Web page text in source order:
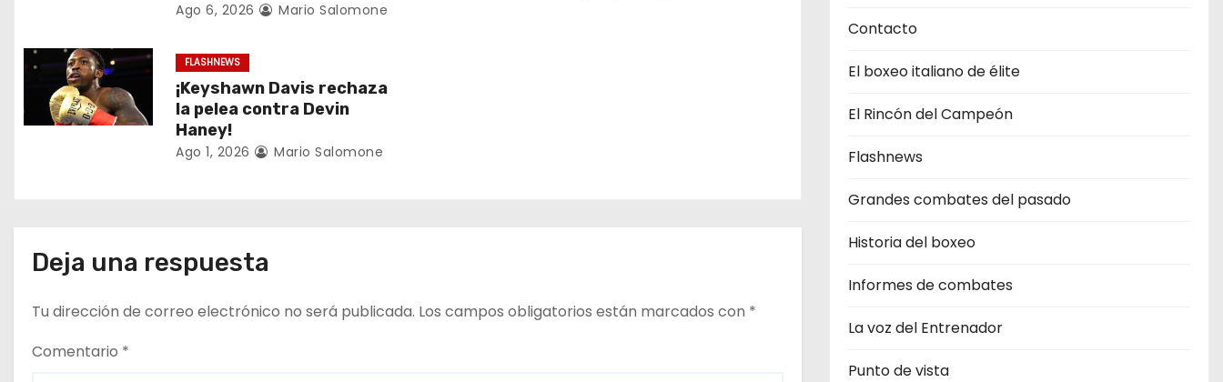
e
a
d
a
Ago 6, 2026 Mario Salomone
FLASHNEWS
¡Keyshawn Davis rechaza
la pelea contra Devin
Haney!
Ago 1, 2026 Mario Salomone
Deja una respuesta
Tu dirección de correo electrónico no será publicada. Los campos obligatorios están marcados con *
Comentario *
Contacto
El boxeo italiano de élite
El Rincón del Campeón
Flashnews
Grandes combates del pasado
Historia del boxeo
Informes de combates
La voz del Entrenador
Punto de vista